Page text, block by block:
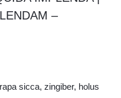
sicca, zingiber, holus